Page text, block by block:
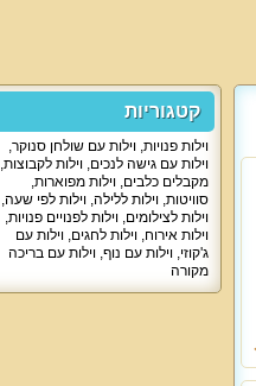
קטגוריות
וילות פנויות, וילות עם שולחן סנוקר,
וילות עם גישה לנכים, וילות לקבוצות,
מקבלים כלבים, וילות מפוארות,
סוויטות, וילות ללילה, וילות לפי שעה,
וילות לצילומים, וילות לפנויים פנויות,
וילות אירוח, וילות לחגים, וילות עם
ג'קוזי, וילות עם נוף, וילות עם בריכה
מקורה